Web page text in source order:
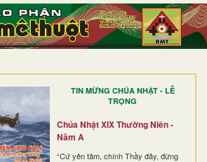
TIN MỪNG CHÚA NHẬT - LỄ
TRỌNG
Chúa Nhật XIX Thường Niên -
Năm A
“Cứ yên tâm, chính Thầy đây, đừng